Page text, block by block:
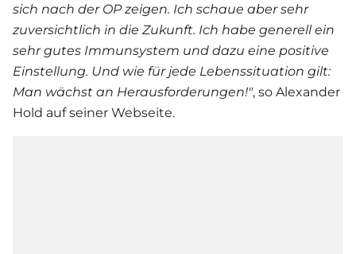
sich nach der OP zeigen. Ich schaue aber sehr
zuversichtlich in die Zukunft. Ich habe generell ein
sehr gutes Immunsystem und dazu eine positive
Einstellung. Und wie für jede Lebenssituation gilt:
Man wächst an Herausforderungen!", so Alexander
Hold auf seiner Webseite.